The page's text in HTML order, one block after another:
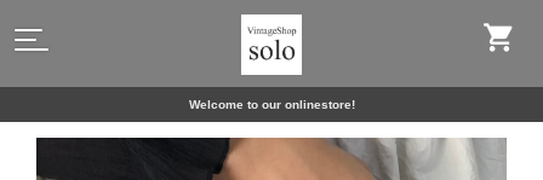
Welcome to our onlinestore!